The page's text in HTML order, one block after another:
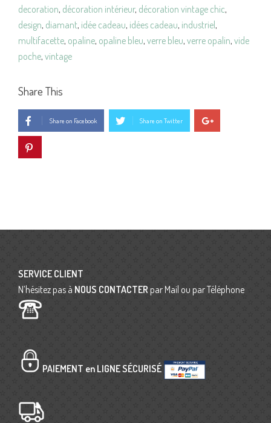
decoration, décoration intérieur, décoration vintage chic,
design, diamant, idée cadeau, idées cadeau, industriel,
multifacette, opaline, opaline bleu, verre bleu, verre opalin, vide
poche, vintage
Share This
Share on Facebook Share on Twitter
SERVICE CLIENT
N’hésitez pas à NOUS CONTACTER par Mail ou par Téléphone
PAIEMENT en LIGNE SÉCURISÉ